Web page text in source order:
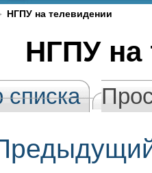
НГПУ на телевидении
НГПУ на